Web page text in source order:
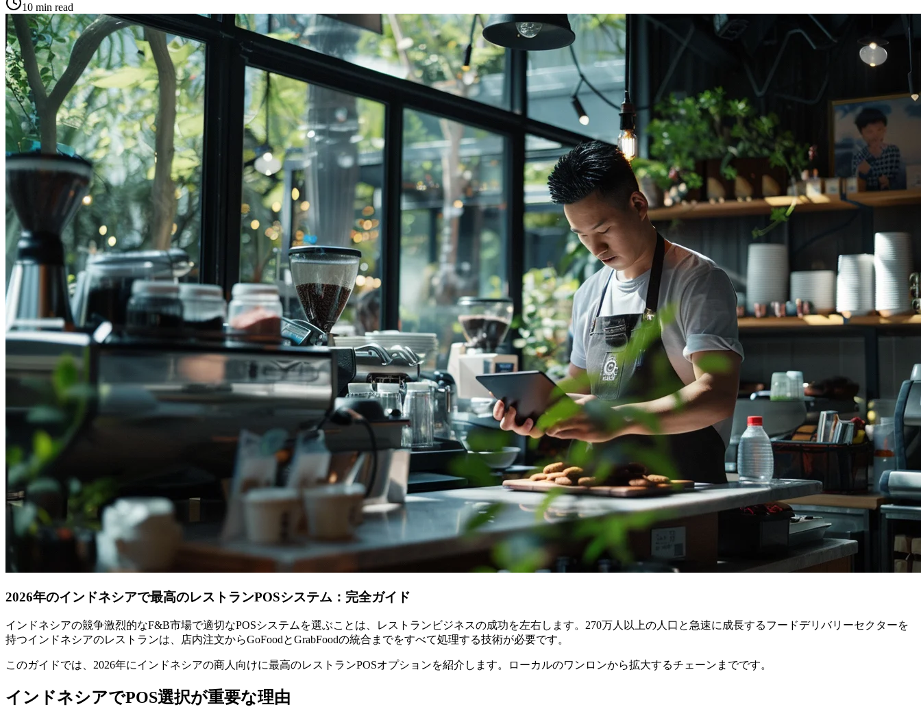
10 min read
2026年のインドネシアで最高のレストランPOSシステム：完全ガイド
インドネシアの競争激烈的なF&B市場で適切なPOSシステムを選ぶことは、レストランビジネスの成功を左右します。270万人以上の人口と急速に成長するフードデリバリーセクターを
持つインドネシアのレストランは、店内注文からGoFoodとGrabFoodの統合までをすべて処理する技術が必要です。
このガイドでは、2026年にインドネシアの商人向けに最高のレストランPOSオプションを紹介します。ローカルのワンロンから拡大するチェーンまでです。
インドネシアでPOS選択が重要な理由